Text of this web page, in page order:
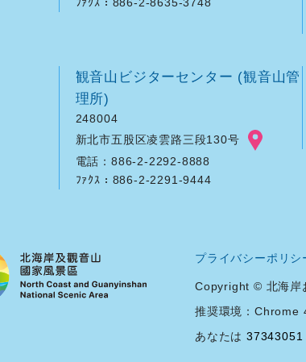
観音山ビジターセンター (観音山管
理所)
248004
新北市五股区凌雲路三段130号
電話：886-2-2292-8888
ﾌｧｸｽ：886-2-2291-9444
プライバシーポリシ
Copyright © 北海岸
推奨環境：
あなたは 37343051